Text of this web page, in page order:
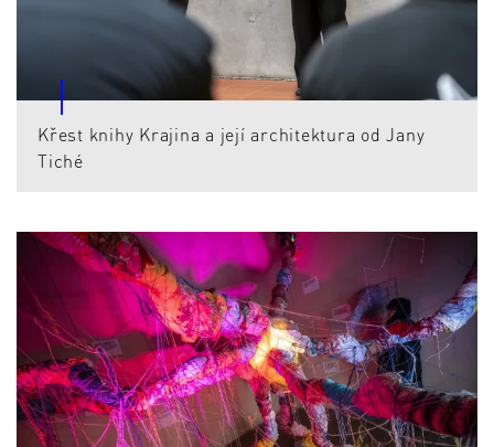
Křest knihy Krajina a její architektura od Jany
Tiché